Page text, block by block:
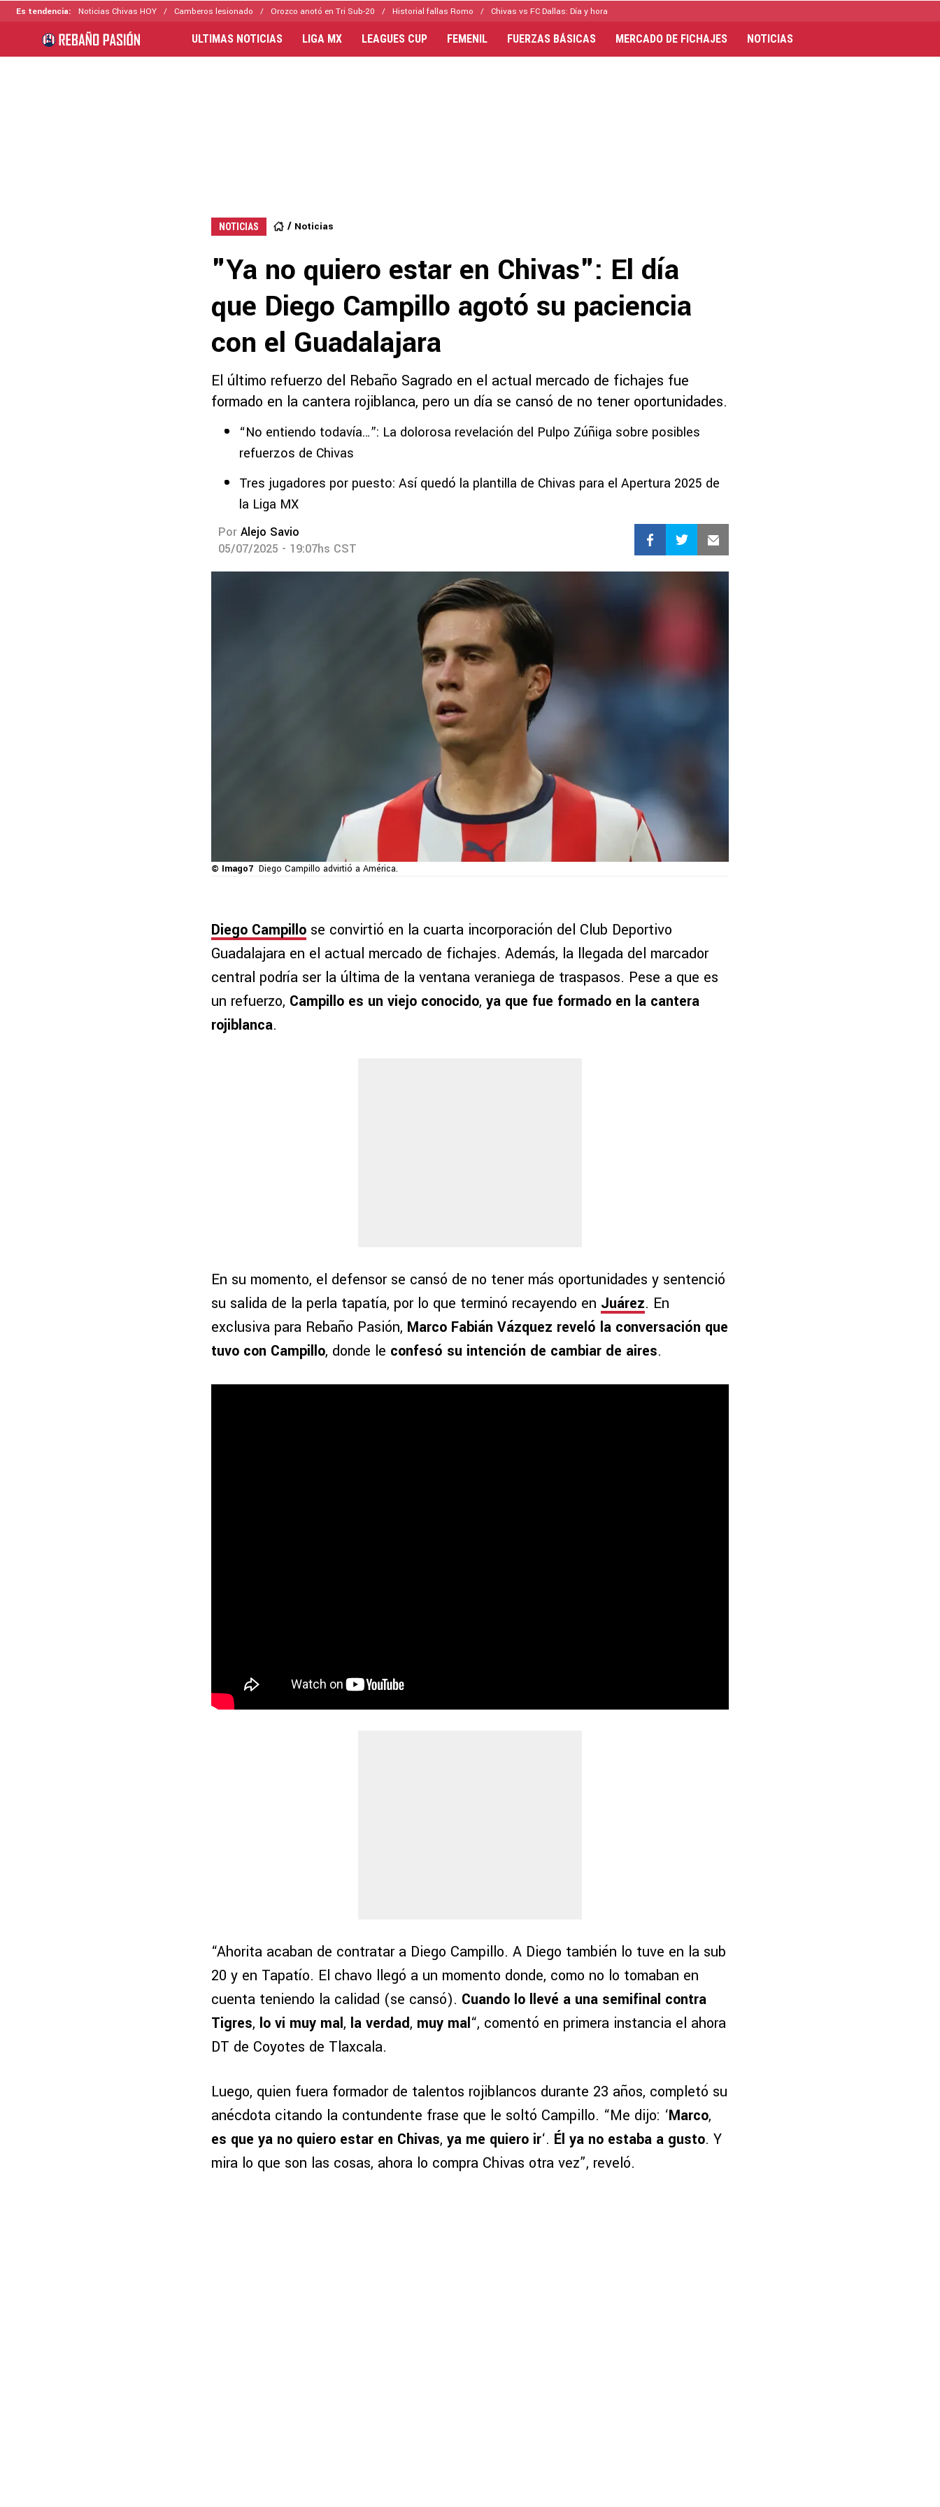
Es tendencia: Noticias Chivas HOY Camberos lesionado Orozco anotó en Tri Sub-20 Historial fallas Romo Chivas vs FC Dallas: Día y hora
ULTIMAS NOTICIAS LIGA MX LEAGUES CUP FEMENIL FUERZAS BÁSICAS MERCADO DE FICHAJES NOTICIAS
NOTICIAS Noticias
"Ya no quiero estar en Chivas": El día
que Diego Campillo agotó su paciencia
con el Guadalajara
El último refuerzo del Rebaño Sagrado en el actual mercado de fichajes fue
formado en la cantera rojiblanca, pero un día se cansó de no tener oportunidades.
“No entiendo todavía…”: La dolorosa revelación del Pulpo Zúñiga sobre posibles
refuerzos de Chivas
Tres jugadores por puesto: Así quedó la plantilla de Chivas para el Apertura 2025 de
la Liga MX
Por Alejo Savio
05/07/2025 - 19:07hs CST
© Imago7 Diego Campillo advirtió a América.
Diego Campillo se convirtió en la cuarta incorporación del Club Deportivo
Guadalajara en el actual mercado de fichajes. Además, la llegada del marcador
central podría ser la última de la ventana veraniega de traspasos. Pese a que es
un refuerzo, Campillo es un viejo conocido, ya que fue formado en la cantera
rojiblanca.
En su momento, el defensor se cansó de no tener más oportunidades y sentenció
su salida de la perla tapatía, por lo que terminó recayendo en Juárez. En
exclusiva para Rebaño Pasión, Marco Fabián Vázquez reveló la conversación que
tuvo con Campillo, donde le confesó su intención de cambiar de aires.
“Ahorita acaban de contratar a Diego Campillo. A Diego también lo tuve en la sub
20 y en Tapatío. El chavo llegó a un momento donde, como no lo tomaban en
cuenta teniendo la calidad (se cansó). Cuando lo llevé a una semifinal contra
Tigres, lo vi muy mal, la verdad, muy mal“, comentó en primera instancia el ahora
DT de Coyotes de Tlaxcala.
Luego, quien fuera formador de talentos rojiblancos durante 23 años, completó su
anécdota citando la contundente frase que le soltó Campillo. “Me dijo: ‘Marco,
es que ya no quiero estar en Chivas, ya me quiero ir‘. Él ya no estaba a gusto. Y
mira lo que son las cosas, ahora lo compra Chivas otra vez”, reveló.